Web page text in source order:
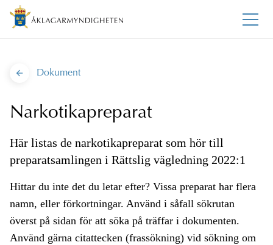
Dokument
Narkotikapreparat
Här listas de narkotikapreparat som hör till
preparatsamlingen i Rättslig vägledning 2022:1
Hittar du inte det du letar efter? Vissa preparat har flera
namn, eller förkortningar. Använd i såfall sökrutan
överst på sidan för att söka på träffar i dokumenten.
Använd gärna citattecken (frassökning) vid sökning om